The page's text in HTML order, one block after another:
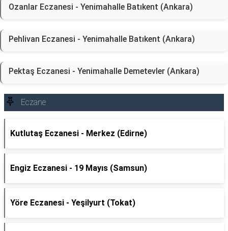
Ozanlar Eczanesi - Yenimahalle Batıkent (Ankara)
Pehlivan Eczanesi - Yenimahalle Batıkent (Ankara)
Pektaş Eczanesi - Yenimahalle Demetevler (Ankara)
Eczane
Kutlutaş Eczanesi - Merkez (Edirne)
Engiz Eczanesi - 19 Mayıs (Samsun)
Yöre Eczanesi - Yeşilyurt (Tokat)